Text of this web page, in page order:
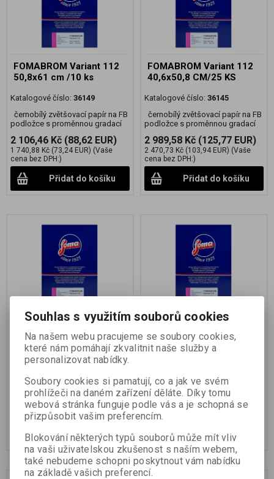
FOMABROM Variant 112
50,8x61 cm /10 ks
Katalogové číslo: 36149
černobílý zvětšovací papír na FB
podložce s proměnnou gradací
2 106,46 Kč (88,62 EUR)
1 740,88 Kč (73,24 EUR) (Vaše
cena bez DPH:)
Přidat do košíku
FOMABROM Variant 112
40,6x50,8 CM/25 KS
Katalogové číslo: 36145
černobílý zvětšovací papír na FB
podložce s proměnnou gradací
2 989,58 Kč (125,77 EUR)
2 470,73 Kč (103,94 EUR) (Vaše
cena bez DPH:)
Přidat do košíku
FOMABROM Variant 112
40,6x50,8 CM/10 KS
Katalogové číslo:36144
podložce s proměnnou gradací
1 488,55 Kč(62,62 EUR)
1 230,21 Kč(51,76 EUR)(Vaše
cena bez DPH:)
Přidat do košíku
FOMABROM Variant 112
30,5x40,6 cm /10 ks
Katalogové číslo: 36143
podložce s proměnnou gradací
795,59 Kč(33,47 EUR)
657,51 Kč (27,66 EUR) (Vaše cena
bez DPH:)
Přidat do košíku
Souhlas s využitím souborů cookies
Na našem webu pracujeme se soubory cookies,
které nám pomáhají zkvalitnit naše služby a
personalizovat nabídky.
Soubory cookies si pamatují, co a jak ve svém
prohlížeči na daném zařízení děláte. Díky tomu
webová stránka funguje podle vás a je schopná se
přizpůsobit vašim preferencím.
Blokování některých typů souborů může mít vliv
na vaši uživatelskou zkušenost s naším webem,
také nebudeme schopni poskytnout vám nabídku
na základě vašich preferencí.